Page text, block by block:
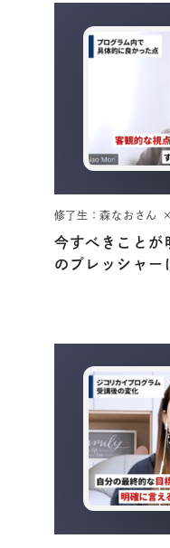
修了生：森なおさん
今すべきことが
のプレッシャー